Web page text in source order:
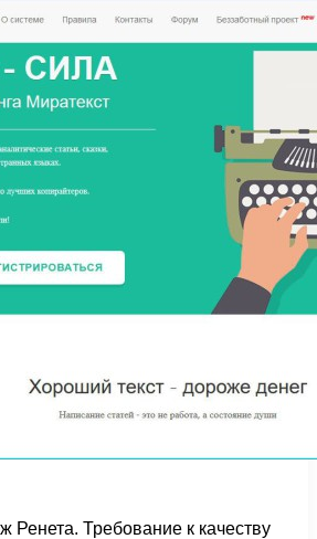
Ренета. Требование к качеству